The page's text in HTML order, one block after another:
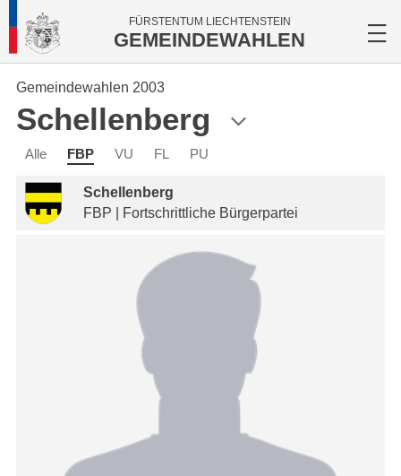
FÜRSTENTUM LIECHTENSTEIN
GEMEINDEWAHLEN
Gemeindewahlen 2003
Schellenberg
Alle FBP VU FL PU
Schellenberg
FBP | Fortschrittliche Bürgerpartei